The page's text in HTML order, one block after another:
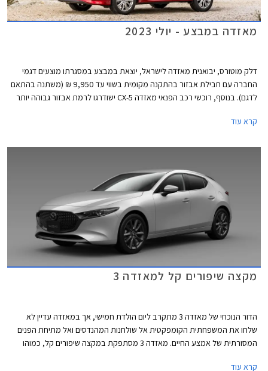
מאזדה במבצע - יולי 2023
דלק מוטורס, יבואנית מאזדה לישראל, יוצאת במבצע במסגרתו מוצעים דגמי
החברה עם חבילת אבזור בהתקנה מקומית בשווי עד 9,950 ₪ (משתנה בהתאם
לדגם). בנוסף, רוכשי רכב הפנאי מאזדה CX-5 ישודרגו לרמת אבזור גבוהה יותר
התצוגה של מאזדה ברחבי הארץ.
קרא עוד
מקצה שיפורים קל למאזדה 3
הדור הנוכחי של מאזדה 3 מתקרב ליום הולדת חמישי, אך במאזדה עדיין לא
שלחו את המשפחתית הקומפקטית אל שולחנות המהנדסים ואל מתיחת הפנים
המסורתית של אמצע החיים. מאזדה 3 מסתפקת במקצה שיפורים קל, כמוהו
קרא עוד